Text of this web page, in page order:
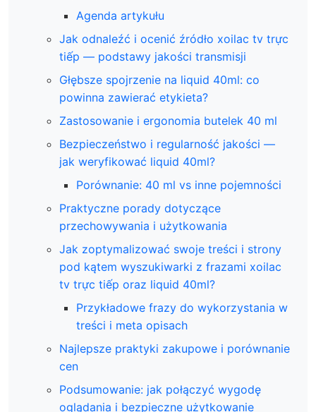
Agenda artykułu
Jak odnaleźć i ocenić źródło xoilac tv trực
tiếp — podstawy jakości transmisji
Głębsze spojrzenie na liquid 40ml: co
powinna zawierać etykieta?
Zastosowanie i ergonomia butelek 40 ml
Bezpieczeństwo i regularność jakości —
jak weryfikować liquid 40ml?
Porównanie: 40 ml vs inne pojemności
Praktyczne porady dotyczące
przechowywania i użytkowania
Jak zoptymalizować swoje treści i strony
pod kątem wyszukiwarki z frazami xoilac
tv trực tiếp oraz liquid 40ml?
Przykładowe frazy do wykorzystania w
treści i meta opisach
Najlepsze praktyki zakupowe i porównanie
cen
Podsumowanie: jak połączyć wygodę
oglądania i bezpieczne użytkowanie